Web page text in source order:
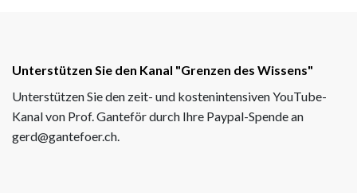
Unterstützen Sie den Kanal "Grenzen des Wissens"
Unterstützen Sie den zeit- und kostenintensiven YouTube-
Kanal von Prof. Ganteför durch Ihre Paypal-Spende an
gerd@gantefoer.ch.